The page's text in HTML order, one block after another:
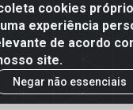
cookies
experiência
de acordo
site.
Negar não essenciais
LDF Home